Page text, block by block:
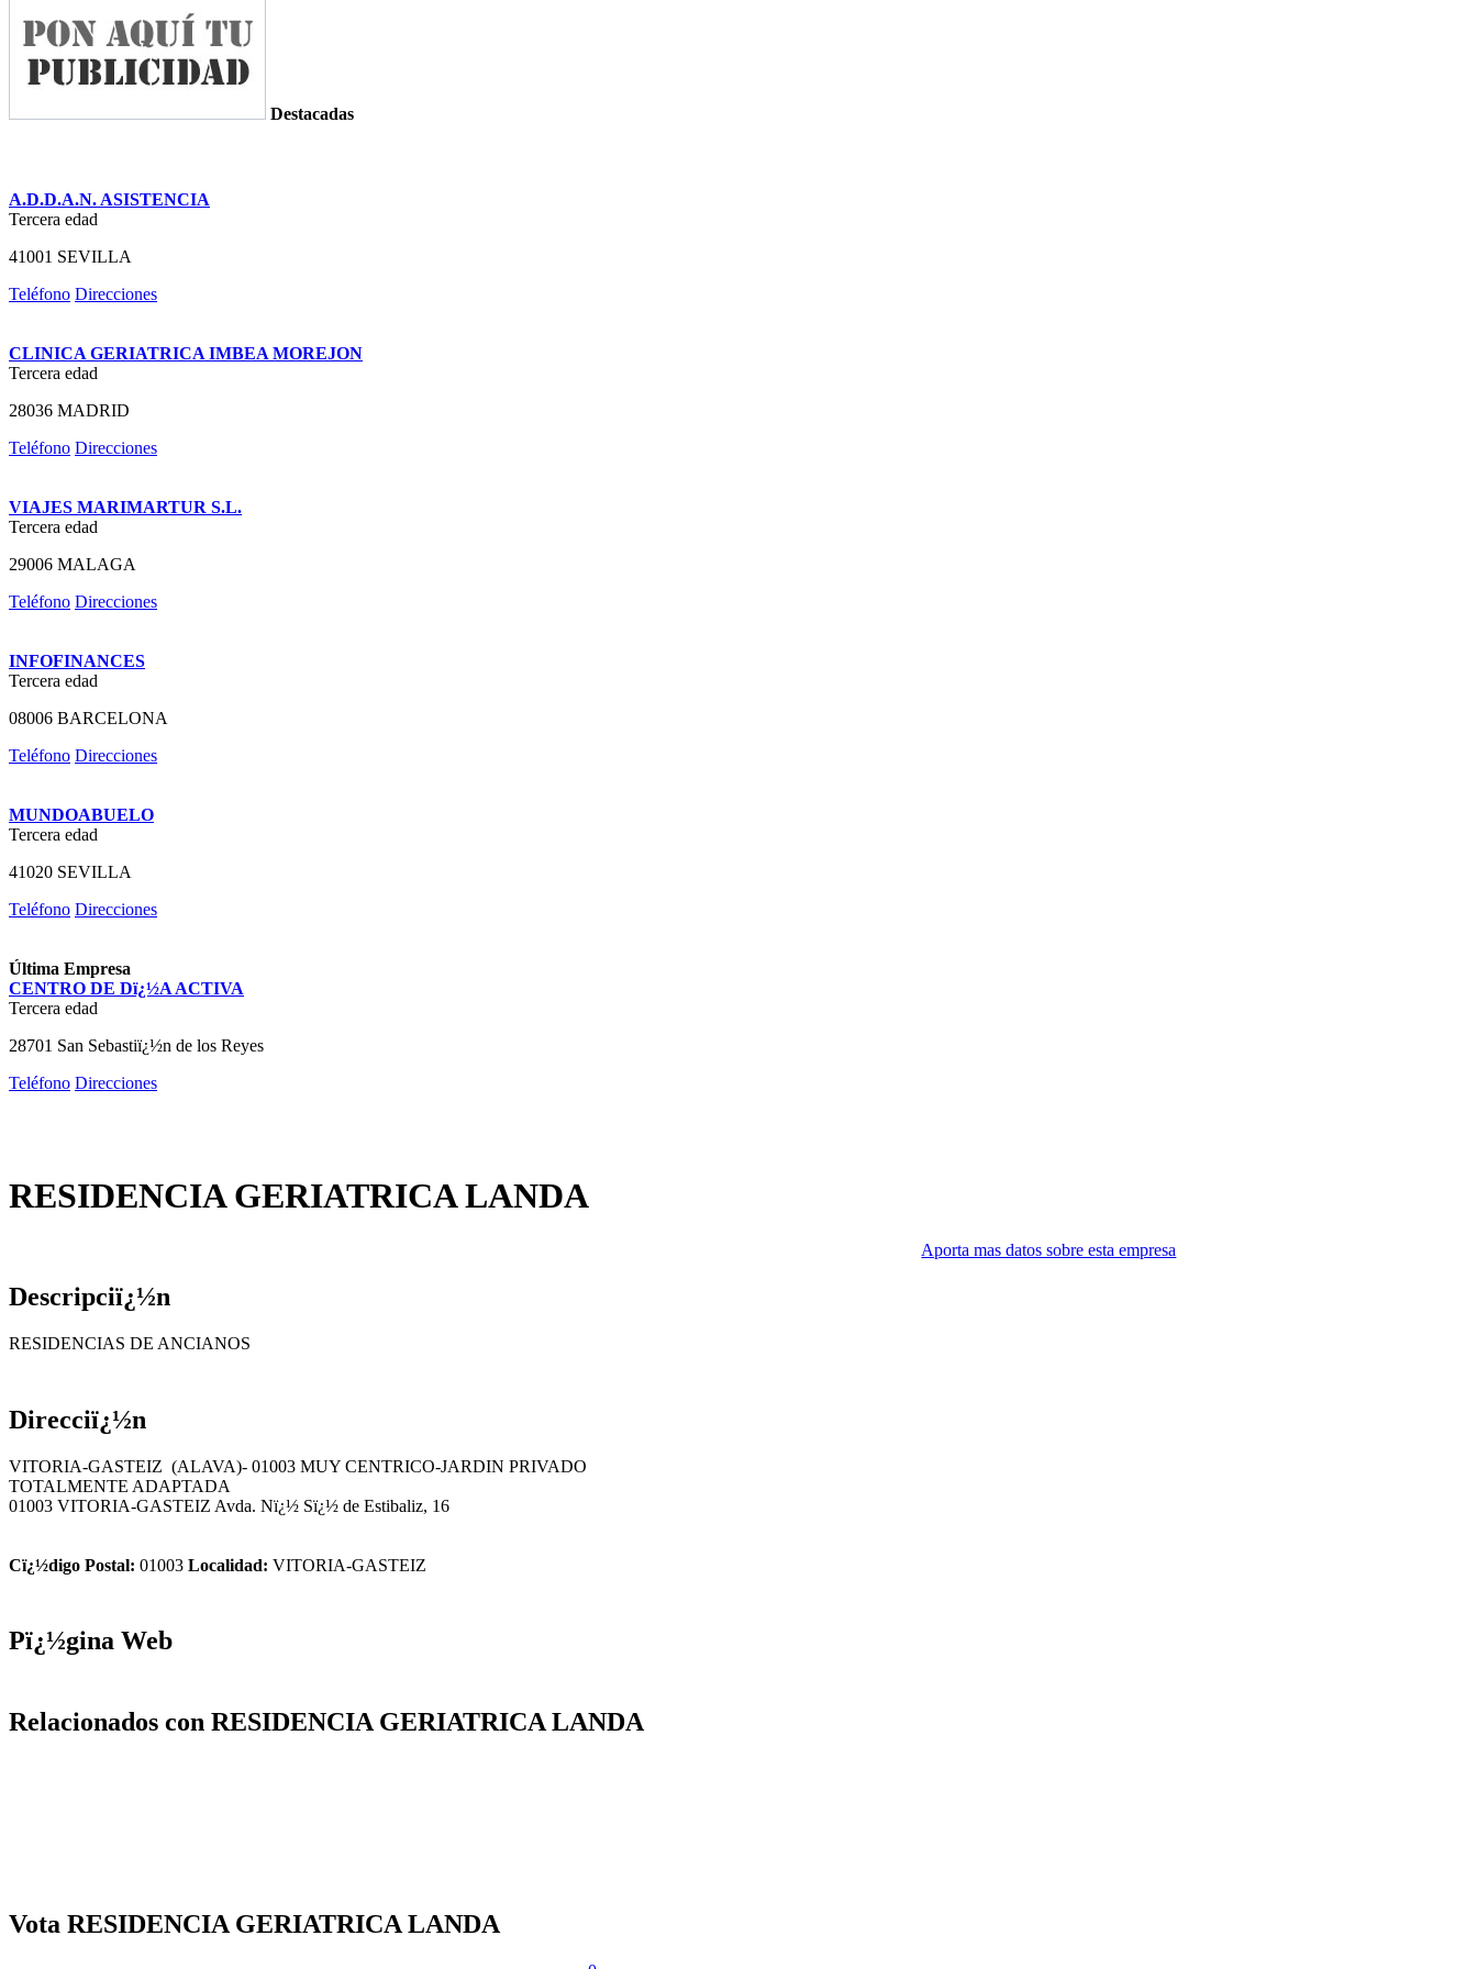
Destacadas
A.D.D.A.N. ASISTENCIA
Tercera edad
41001 SEVILLA
Teléfono Direcciones
CLINICA GERIATRICA IMBEA MOREJON
Tercera edad
28036 MADRID
Teléfono Direcciones
VIAJES MARIMARTUR S.L.
Tercera edad
29006 MALAGA
Teléfono Direcciones
INFOFINANCES
Tercera edad
08006 BARCELONA
Teléfono Direcciones
MUNDOABUELO
Tercera edad
41020 SEVILLA
Teléfono Direcciones
Última Empresa
CENTRO DE Dï¿½A ACTIVA
Tercera edad
28701 San Sebastiï¿½n de los Reyes
Teléfono Direcciones
RESIDENCIA GERIATRICA LANDA
Aporta mas datos sobre esta empresa
Descripciï¿½n
RESIDENCIAS DE ANCIANOS
Direcciï¿½n
VITORIA-GASTEIZ (ALAVA)- 01003 MUY CENTRICO-JARDIN PRIVADO
TOTALMENTE ADAPTADA
01003 VITORIA-GASTEIZ Avda. Nï¿½ Sï¿½ de Estibaliz, 16
Cï¿½digo Postal: 01003 Localidad: VITORIA-GASTEIZ
Pï¿½gina Web
Relacionados con RESIDENCIA GERIATRICA LANDA
Vota RESIDENCIA GERIATRICA LANDA